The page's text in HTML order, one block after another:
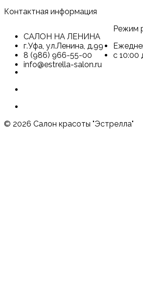
Контактная информация
САЛОН НА ЛЕНИНА
г.Уфа, ул.Ленина, д.99
8 (986) 966-55-00
info@estrella-salon.ru
Режим
c 10:00
© 2026 Салон красоты "Эстрелла"